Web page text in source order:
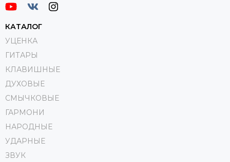
КАТАЛОГ
УЦЕНКА
ГИТАРЫ
КЛАВИШНЫЕ
ДУХОВЫЕ
СМЫЧКОВЫЕ
ГАРМОНИ
НАРОДНЫЕ
УДАРНЫЕ
ЗВУК